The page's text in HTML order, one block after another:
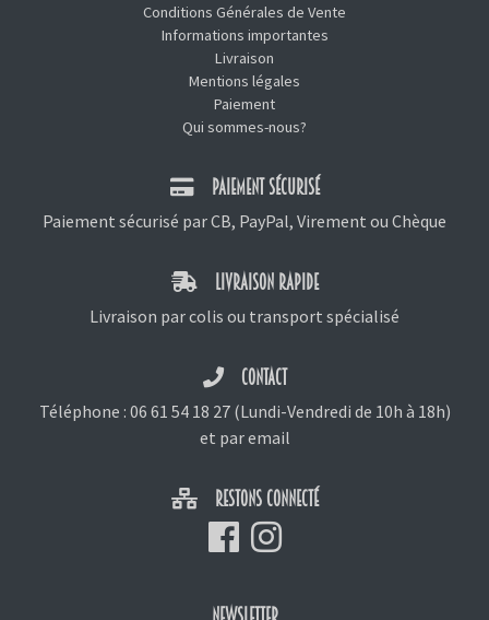
Conditions Générales de Vente
Informations importantes
Livraison
Mentions légales
Paiement
Qui sommes-nous?
PAIEMENT SÉCURISÉ
Paiement sécurisé par CB, PayPal, Virement ou Chèque
LIVRAISON RAPIDE
Livraison par colis ou transport spécialisé
CONTACT
Téléphone : 06 61 54 18 27(Lundi-Vendredi de 10h à 18h)
et par email
RESTONS CONNECTÉ
NEWSLETTER